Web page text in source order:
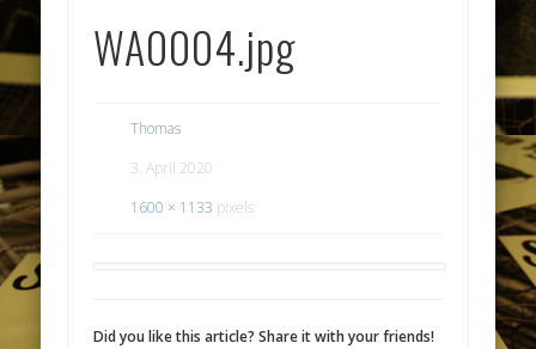
WA0004.jpg
Thomas
3. April 2020
1600 × 1133 pixels
Did you like this article? Share it with your friends!